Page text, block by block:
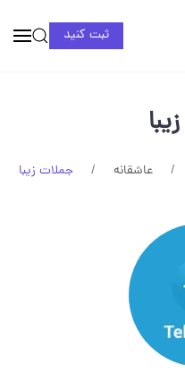
ثبت کنید
عاشقانه جملات زیبا